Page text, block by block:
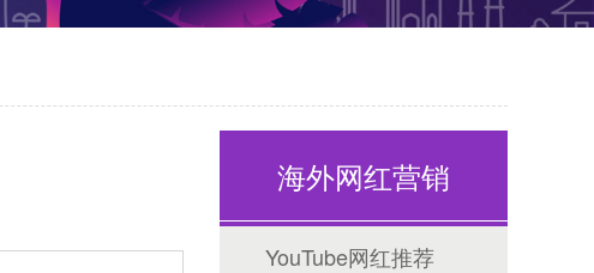
海外网红营销
YouTube网红推荐